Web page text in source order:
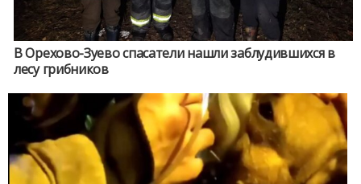
В Орехово-Зуево спасатели нашли заблудившихся в
лесу грибников